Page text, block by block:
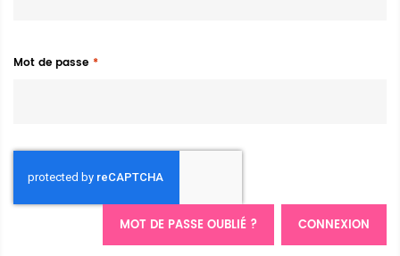
Mot de passe
CONNEXION
MOT DE PASSE OUBLIÉ ?